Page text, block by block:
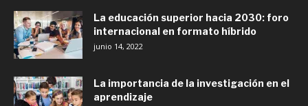
La educación superior hacia 2030: foro
internacional en formato híbrido
junio 14, 2022
La importancia de la investigación en el
aprendizaje